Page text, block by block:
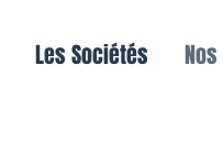
Les Sociétés